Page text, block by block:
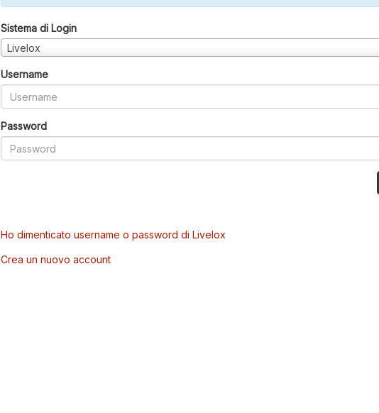
Sistema di Login
Livelox
Username
Password
Ho dimenticato username o password di Livelox
Crea un nuovo account